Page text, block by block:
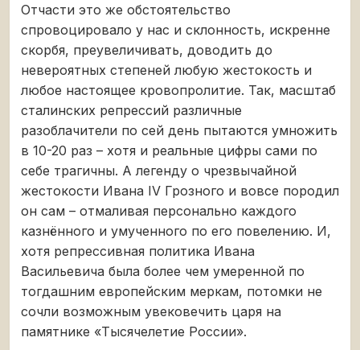
Отчасти это же обстоятельство
спровоцировало у нас и склонность, искренне
скорбя, преувеличивать, доводить до
невероятных степеней любую жестокость и
любое настоящее кровопролитие. Так, масштаб
сталинских репрессий различные
разоблачители по сей день пытаются умножить
в 10-20 раз – хотя и реальные цифры сами по
себе трагичны. А легенду о чрезвычайной
жестокости Ивана IV Грозного и вовсе породил
он сам – отмаливая персонально каждого
казнённого и умученного по его повелению. И,
хотя репрессивная политика Ивана
Васильевича была более чем умеренной по
тогдашним европейским меркам, потомки не
сочли возможным увековечить царя на
памятнике «Тысячелетие России».